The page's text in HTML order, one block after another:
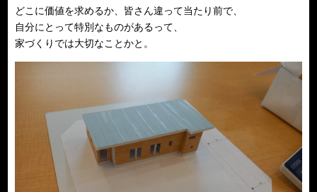
どこに価値を求めるか、皆さん違って当たり前で、
自分にとって特別なものがあるって、
家づくりでは大切なことかと。